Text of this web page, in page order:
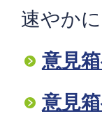
速やか
意見
意見